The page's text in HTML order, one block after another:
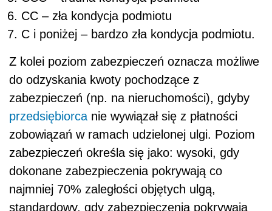
CC – zła kondycja podmiotu
C i poniżej – bardzo zła kondycja podmiotu.
Z kolei poziom zabezpieczeń oznacza możliwe
do odzyskania kwoty pochodzące z
zabezpieczeń (np. na nieruchomości), gdyby
przedsiębiorca nie wywiązał się z płatności
zobowiązań w ramach udzielonej ulgi. Poziom
zabezpieczeń określa się jako: wysoki, gdy
dokonane zabezpieczenia pokrywają co
najmniej 70% zaległości objętych ulgą,
standardowy, gdy zabezpieczenia pokrywają